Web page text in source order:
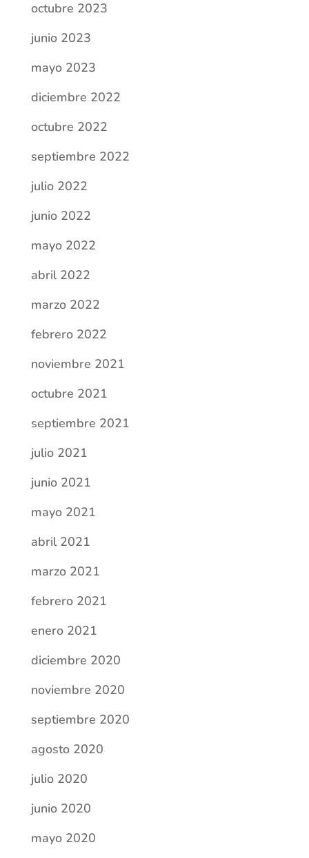
octubre 2023
junio 2023
mayo 2023
diciembre 2022
octubre 2022
septiembre 2022
julio 2022
junio 2022
mayo 2022
abril 2022
marzo 2022
febrero 2022
noviembre 2021
octubre 2021
septiembre 2021
julio 2021
junio 2021
mayo 2021
abril 2021
marzo 2021
febrero 2021
enero 2021
diciembre 2020
noviembre 2020
septiembre 2020
agosto 2020
julio 2020
junio 2020
mayo 2020